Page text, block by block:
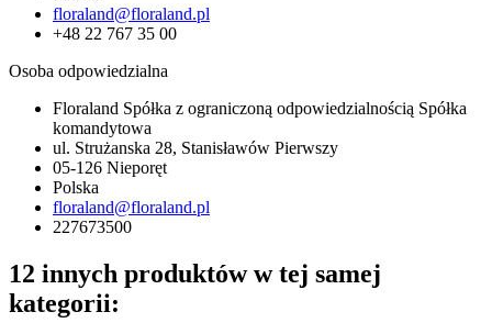
floraland@floraland.pl
+48 22 767 35 00
Osoba odpowiedzialna
Floraland Spółka z ograniczoną odpowiedzialnością Spółka
komandytowa
ul. Strużanska 28, Stanisławów Pierwszy
05-126 Nieporęt
Polska
floraland@floraland.pl
227673500
12 innych produktów w tej samej
kategorii: